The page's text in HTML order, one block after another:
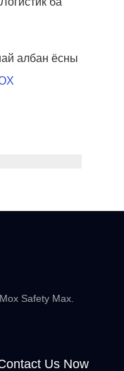
албан ёсны
Safety Max.
Us Now